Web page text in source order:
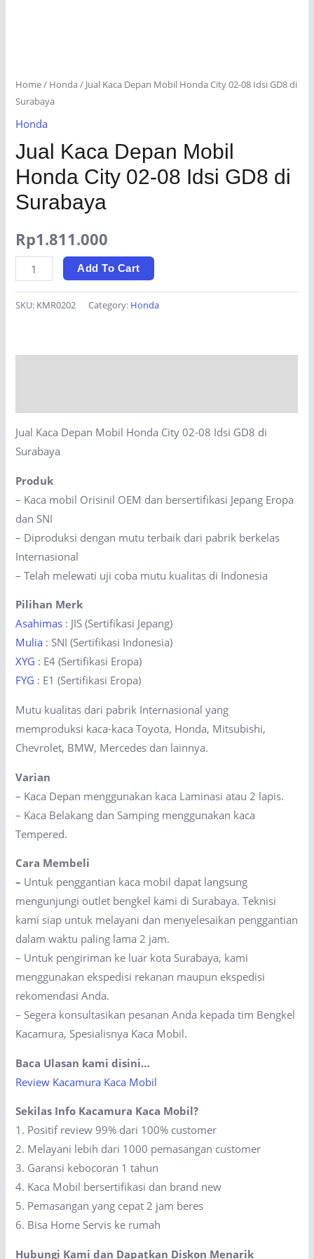
Home/ Honda/ Jual Kaca Depan Mobil Honda City 02-08 Idsi GD8 di
Surabaya
Honda
Jual Kaca Depan Mobil
Honda City 02-08 Idsi GD8 di
Surabaya
Rp1.811.000
Jual
Kaca
Depan
Idsi
GD8
di
Surabaya
quantity
Add To Cart
SKU: KMR0202 Category: Honda
Jual Kaca Depan Mobil Honda City 02-08 Idsi GD8 di
Surabaya
Produk
– Kaca mobil Orisinil OEM dan bersertifikasi Jepang Eropa
dan SNI
– Diproduksi dengan mutu terbaik dari pabrik berkelas
Internasional
– Telah melewati uji coba mutu kualitas di Indonesia
Pilihan Merk
Asahimas : JIS (Sertifikasi Jepang)
Mulia : SNI (Sertifikasi Indonesia)
XYG : E4 (Sertifikasi Eropa)
FYG : E1 (Sertifikasi Eropa)
Mutu kualitas dari pabrik Internasional yang
memproduksi kaca-kaca Toyota, Honda, Mitsubishi,
Chevrolet, BMW, Mercedes dan lainnya.
Varian
– Kaca Depan menggunakan kaca Laminasi atau 2 lapis.
– Kaca Belakang dan Samping menggunakan kaca
Tempered.
Cara Membeli
– Untuk penggantian kaca mobil dapat langsung
mengunjungi outlet bengkel kami di Surabaya. Teknisi
kami siap untuk melayani dan menyelesaikan penggantian
dalam waktu paling lama 2 jam.
– Untuk pengiriman ke luar kota Surabaya, kami
menggunakan ekspedisi rekanan maupun ekspedisi
rekomendasi Anda.
– Segera konsultasikan pesanan Anda kepada tim Bengkel
Kacamura, Spesialisnya Kaca Mobil.
Baca Ulasan kami disini…
Review Kacamura Kaca Mobil
Sekilas Info Kacamura Kaca Mobil?
1. Positif review 99% dari 100% customer
2. Melayani lebih dari 1000 pemasangan customer
3. Garansi kebocoran 1 tahun
4. Kaca Mobil bersertifikasi dan brand new
5. Pemasangan yang cepat 2 jam beres
6. Bisa Home Servis ke rumah
Hubungi Kami dan Dapatkan Diskon Menarik